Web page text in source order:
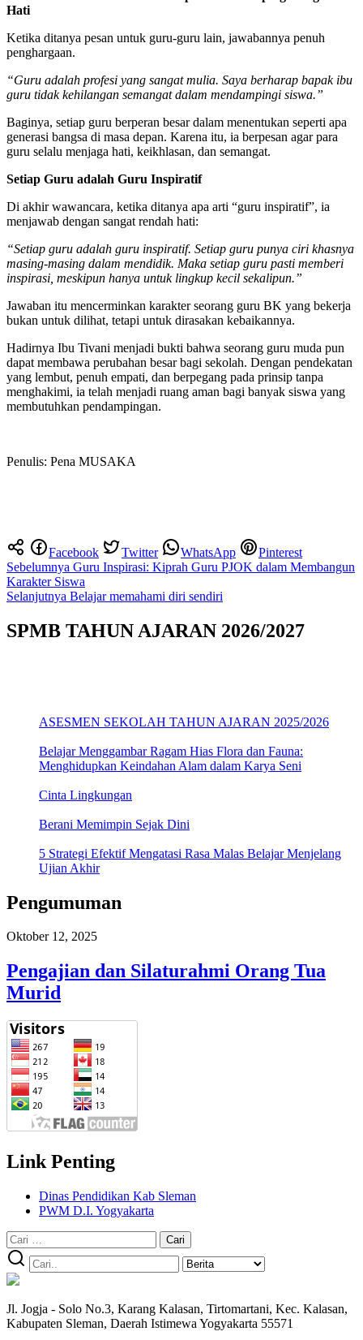
Hati
Ketika ditanya pesan untuk guru-guru lain, jawabannya penuh
penghargaan.
“Guru adalah profesi yang sangat mulia. Saya berharap bapak ibu
guru tidak kehilangan semangat dalam mendampingi siswa.”
Baginya, setiap guru berperan besar dalam menentukan seperti apa
generasi bangsa di masa depan. Karena itu, ia berpesan agar para
guru selalu menjaga hati, keikhlasan, dan semangat.
Setiap Guru adalah Guru Inspiratif
Di akhir wawancara, ketika ditanya apa arti “guru inspiratif”, ia
menjawab dengan sangat rendah hati:
“Setiap guru adalah guru inspiratif. Setiap guru punya ciri khasnya
masing-masing dalam mendidik. Maka setiap guru pasti memberi
inspirasi, meskipun hanya untuk lingkup kecil sekalipun.”
Jawaban itu mencerminkan karakter seorang guru BK yang bekerja
bukan untuk dilihat, tetapi untuk dirasakan kebaikannya.
Hadirnya Ibu Tivani menjadi bukti bahwa seorang guru muda pun
dapat membawa perubahan besar bagi sekolah. Dengan pendekatan
yang lembut, penuh empati, dan berpegang pada prinsip tanpa
menghakimi, ia telah menjadi ruang aman bagi banyak siswa yang
membutuhkan pendampingan.
Penulis: Pena MUSAKA
Facebook Twitter WhatsApp Pinterest
Navigasi
pos
Sebelumnya Guru Inspirasi: Kiprah Guru PJOK dalam Membangun
Karakter Siswa
Selanjutnya Belajar memahami diri sendiri
SPMB TAHUN AJARAN 2026/2027
ASESMEN SEKOLAH TAHUN AJARAN 2025/2026
Belajar Menggambar Ragam Hias Flora dan Fauna:
Menghidupkan Keindahan Alam dalam Karya Seni
Cinta Lingkungan
Berani Memimpin Sejak Dini
5 Strategi Efektif Mengatasi Rasa Malas Belajar Menjelang
Ujian Akhir
Pengumuman
Oktober 12, 2025
Pengajian dan Silaturahmi Orang Tua
Murid
Link Penting
Dinas Pendidikan Kab Sleman
PWM D.I. Yogyakarta
Cari
untuk:
Jl. Jogja - Solo No.3, Karang Kalasan, Tirtomartani, Kec. Kalasan,
Kabupaten Sleman, Daerah Istimewa Yogyakarta 55571